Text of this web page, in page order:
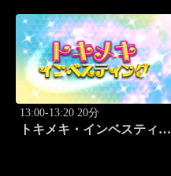
13:00-13:20 20分
トキメキ・インベスティン